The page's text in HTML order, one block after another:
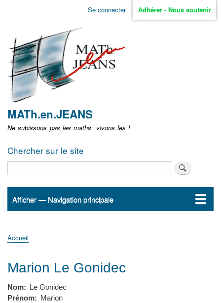
Aller
non
identifié
Se connecter Adhérer - Nous soutenir
MATh.en.JEANS
Ne subissons pas les maths, vivons les !
Chercher sur le site
Navigation
Afficher — Navigation principale
Accueil
ActualitésMATh.en.JEANS ?
Régions et Ateliers
Créer, gérer un atelier
Sujets/Publications
Congrès
d'Ariane
Accueil
Marion Le Gonidec
Nom
Le Gonidec
Prénom
Marion